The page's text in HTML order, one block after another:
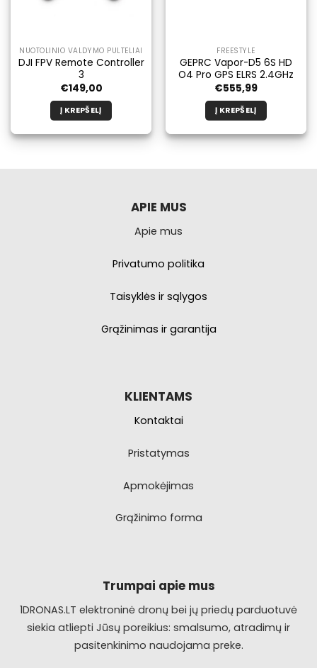
NUOTOLINIO VALDYMO PULTELIAI
DJI FPV Remote Controller
3
€149,00
Į KREPŠELĮ
FREESTYLE
GEPRC Vapor-D5 6S HD
O4 Pro GPS ELRS 2.4GHz
€555,99
Į KREPŠELĮ
APIE MUS
Apie mus
Privatumo politika
Taisyklės ir sąlygos
Grąžinimas ir garantija
KLIENTAMS
Kontaktai
Pristatymas
Apmokėjimas
Grąžinimo forma
Trumpai apie mus
1DRONAS.LT elektroninė dronų bei jų priedų parduotuvė
siekia atliepti Jūsų poreikius: smalsumo, atradimų ir
pasitenkinimo naudojama preke.